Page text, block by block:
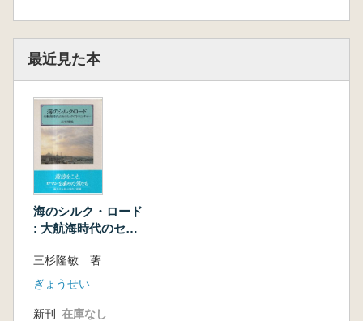
最近見た本
海のシルク・ロード
: 大航海時代のセラ
ャー
三杉隆敏 著
ぎょうせい
新刊 在庫なし